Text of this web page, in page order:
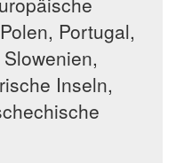
Portugal,
Inseln,